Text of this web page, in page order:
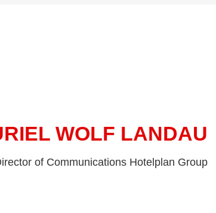
WOLF LANDAU
of Communications Hotelplan Group